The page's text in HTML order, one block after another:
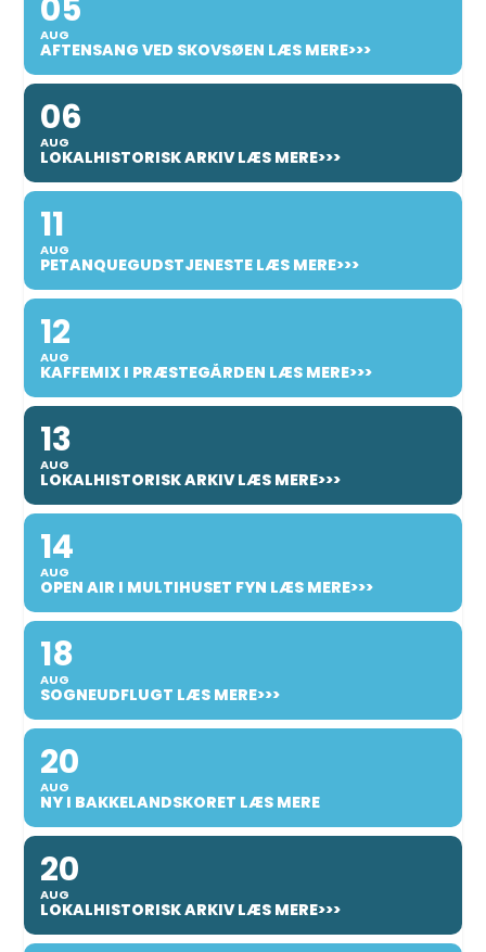
05
AUG
AFTENSANG VED SKOVSØEN LÆS MERE>>>
06
AUG
LOKALHISTORISK ARKIV LÆS MERE>>>
11
AUG
PETANQUEGUDSTJENESTE LÆS MERE>>>
12
AUG
KAFFEMIX I PRÆSTEGÅRDEN LÆS MERE>>>
13
AUG
LOKALHISTORISK ARKIV LÆS MERE>>>
14
AUG
OPEN AIR I MULTIHUSET FYN LÆS MERE>>>
18
AUG
SOGNEUDFLUGT LÆS MERE>>>
20
AUG
NY I BAKKELANDSKORET LÆS MERE
20
AUG
LOKALHISTORISK ARKIV LÆS MERE>>>